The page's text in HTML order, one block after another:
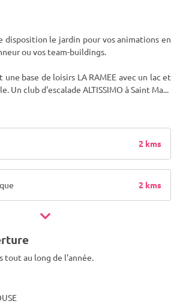
disposition le jardin pour vos animations en
ou vos team-buildings.
base de loisirs LA RAMEE avec un lac et
Un club d'escalade ALTISSIMO à Saint Ma
2 kms
2 kms
tout au long de l'année.